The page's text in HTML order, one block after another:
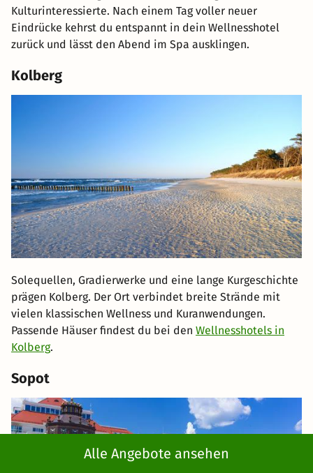
Alle Angebote ansehen
Kulturinteressierte. Nach einem Tag voller neuer
Eindrücke kehrst du entspannt in dein Wellnesshotel
zurück und lässt den Abend im Spa ausklingen.
Kolberg
Solequellen, Gradierwerke und eine lange Kurgeschichte
prägen Kolberg. Der Ort verbindet breite Strände mit
vielen klassischen Wellness und Kuranwendungen.
Passende Häuser findest du bei den Wellnesshotels in
Kolberg.
Sopot